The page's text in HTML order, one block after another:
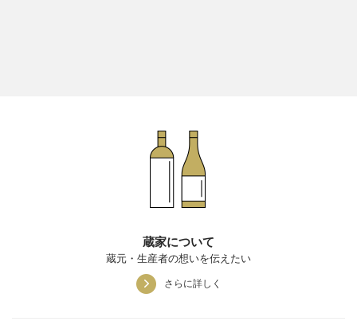
蔵家について
蔵元・生産者の想いを伝えたい
さらに詳しく